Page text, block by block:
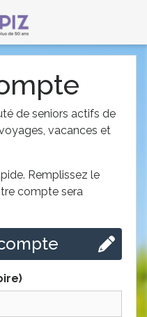
de seniors actifs de
vacances et
Remplissez le
compte sera